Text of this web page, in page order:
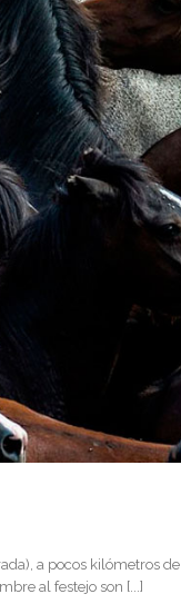
a pocos kilómetros de
al festejo son [...]